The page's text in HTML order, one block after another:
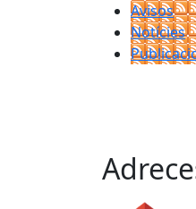
Avisos
Notícies